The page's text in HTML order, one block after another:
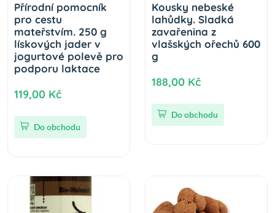
Přírodní pomocník
pro cestu
mateřstvím. 250 g
lískových jader v
jogurtové polevě pro
podporu laktace
119,00 Kč
Do obchodu
Kousky nebeské
lahůdky. Sladká
zavařenina z
vlašských ořechů 600
g
188,00 Kč
Do obchodu